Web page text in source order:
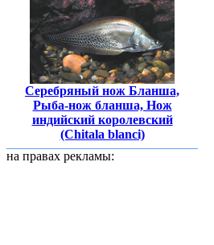
Серебряный нож Бланша,
Рыба-нож бланша, Нож
индийский королевский
(Chitala blanci)
на правах рекламы: